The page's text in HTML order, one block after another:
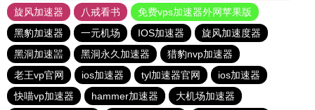
旋风加速器
八戒看书
免费vps加速器外网苹果版
黑豹加速器
一元机场 IOS加速器
旋风加速度器
黑洞加速噐
黑洞永久加速器
猎豹nvp加速器
老王vp官网
ios加速器 tyl加速器官网
ios加速器
快喵vp加速器
hammer加速器
大机场加速器